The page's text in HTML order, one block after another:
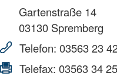
Gartenstraße 14
03130 Spremberg
Telefon: 03563 23
Telefax: 03563 34